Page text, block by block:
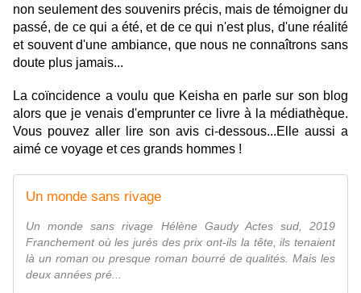
non seulement des souvenirs précis, mais de témoigner du
passé, de ce qui a été, et de ce qui n'est plus, d'une réalité
et souvent d'une ambiance, que nous ne connaîtrons sans
doute plus jamais...
La coïncidence a voulu que Keisha en parle sur son blog
alors que je venais d'emprunter ce livre à la médiathèque.
Vous pouvez aller lire son avis ci-dessous...Elle aussi a
aimé ce voyage et ces grands hommes !
Un monde sans rivage
Un monde sans rivage Hélène Gaudy Actes sud, 2019
Franchement où les jurés des prix ont-ils la tête, ils tenaient
là un roman ou presque roman bourré de qualités. Mais les
deux années pré...